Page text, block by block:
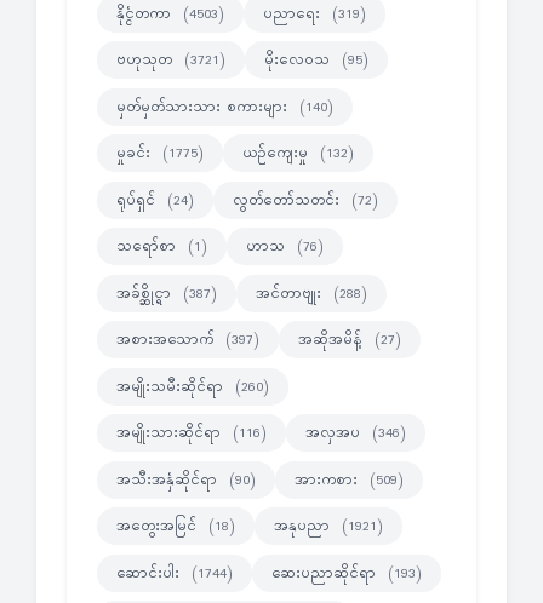
နိုင္ငံတကာ (4503) ပညာရေး (319)
ဗဟုသုတ (3721) မိုးလေဝသ (95)
မှတ်မှတ်သားသား စကားများ (140)
မှုခင်း (1775) ယဉ်ကျေးမှု (132)
ရုပ်ရှင် (24) လွတ်တော်သတင်း (72)
သရော်စာ (1) ဟာသ (76)
အခ်စ္ဆိုင္ရာ (387) အင်တာဗျုး (288)
အစားအသောက် (397) အဆိုအမိန့် (27)
အမျိုးသမီးဆိုင်ရာ (260)
အမျိုးသားဆိုင်ရာ (116) အလှအပ (346)
အသီးအနှံဆိုင်ရာ (90) အားကစား (509)
အတွေးအမြင် (18) အနုပညာ (1921)
ဆောင်းပါး (1744) ဆေးပညာဆိုင်ရာ (193)